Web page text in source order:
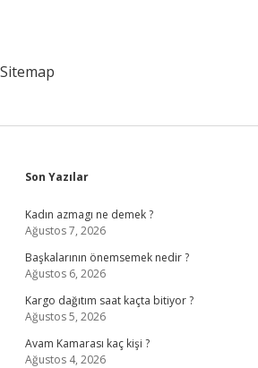
Sitemap
Sidebar
Son Yazılar
Kadın azmagı ne demek ?
Ağustos 7, 2026
Başkalarının önemsemek nedir ?
Ağustos 6, 2026
Kargo dağıtım saat kaçta bitiyor ?
Ağustos 5, 2026
Avam Kamarası kaç kişi ?
Ağustos 4, 2026